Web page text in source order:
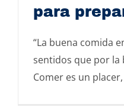
10 Consejos
para
“La buena comida
sentidos que por la
Comer es un